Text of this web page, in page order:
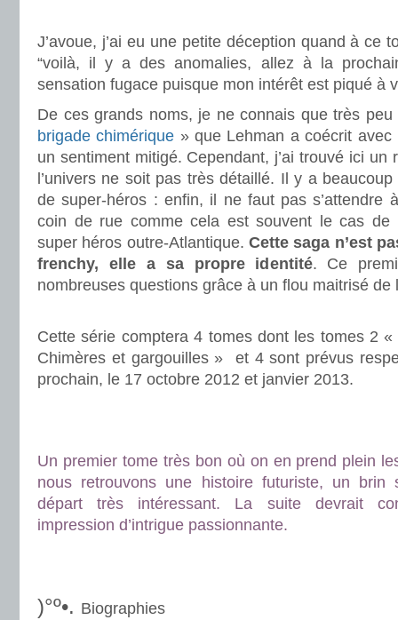
J’avoue, j’ai eu une petite déception quand à ce
“voilà, il y a des anomalies, allez à la
sensation fugace puisque mon intérêt est piqué à
De ces grands noms, je ne connais que très
brigade chimérique » que Lehman a coécrit avec
un sentiment mitigé. Cependant, j’ai trouvé ici un
l’univers ne soit pas très détaillé. Il y a
de super-héros : enfin, il ne faut pas s’attendre
coin de rue comme cela est souvent le cas de
super héros outre-Atlantique. Cette saga n’est
frenchy, elle a sa propre identité. Ce
nombreuses questions grâce à un flou maitrisé de
Cette série comptera 4 tomes dont les tomes 2
Chimères et gargouilles » et 4 sont prévus
prochain, le 17 octobre 2012 et janvier 2013.
Un premier tome très bon où on en prend plein
nous retrouvons une histoire futuriste, un brin
départ très intéressant. La suite devrait
impression d’intrigue passionnante.
)°º•. Biographies